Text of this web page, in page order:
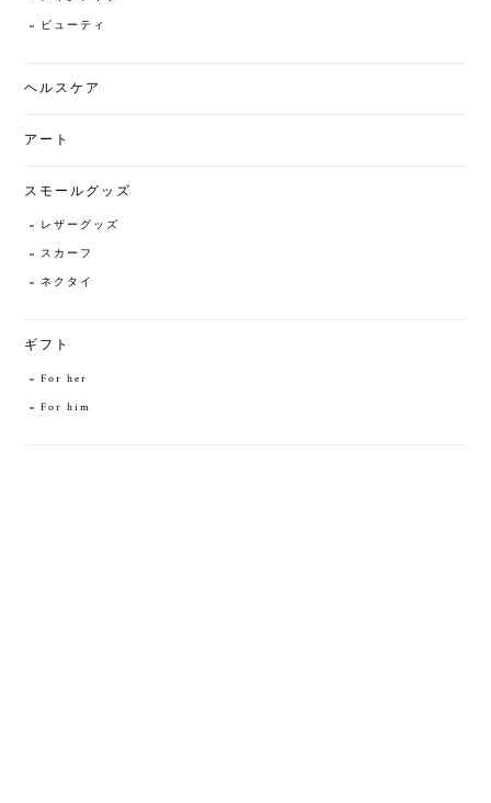
ビューティ
ヘルスケア
アート
スモールグッズ
レザーグッズ
スカーフ
ネクタイ
ギフト
For her
For him